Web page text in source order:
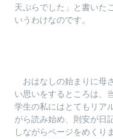
天ぷらでした」と書いた
いうわけなのです。
おはなしの始まりに母
い思いをするところは、
学生の私にはとてもリア
がら読み始め、則安が日
しながらページをめくり